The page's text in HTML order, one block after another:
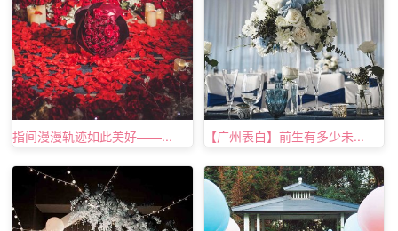
指间漫漫轨迹如此美好——... 【广州表白】前生有多少未...